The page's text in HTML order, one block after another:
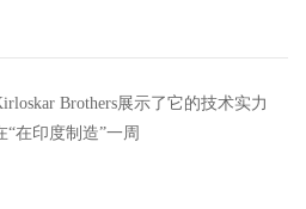
Brothers展示了它的技术实力
“在印度制造”一周